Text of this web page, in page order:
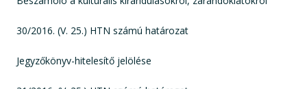
30/2016. (V. 25.) HTN számú határozat
Jegyzőkönyv-hitelesítő jelölése